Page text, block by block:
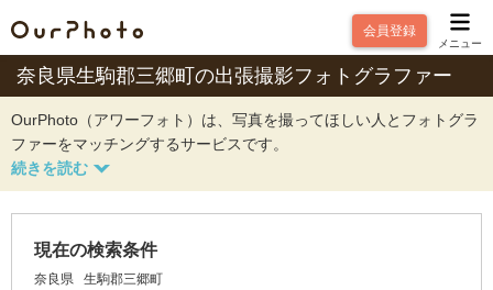
会員登録
メニュー
奈良県生駒郡三郷町の出張撮影フォトグラファー
OurPhoto（アワーフォト）は、写真を撮ってほしい人とフォトグラ
ファーをマッチングするサービスです。
現在の検索条件
奈良県 生駒郡三郷町